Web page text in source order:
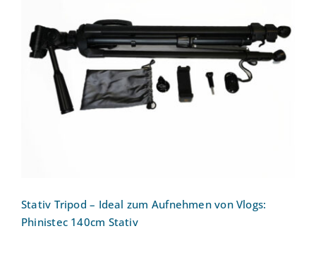
Stativ Tripod – Ideal zum Aufnehmen von
Vlogs: Phinistec 140cm Stativ
Stativ Tripod – Ideal zum Aufnehmen von Vlogs:
Phinistec 140cm Stativ